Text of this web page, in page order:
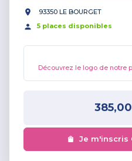
93350 LE BOURGET
5 places disponibles
Découvrez le logo de notre
Je m'inscris